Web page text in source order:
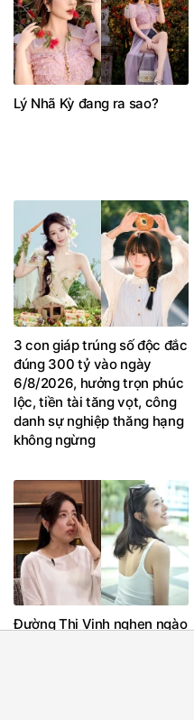
Lý Nhã Kỳ đang ra sao?
3 con giáp trúng số độc đắc
đúng 300 tỷ vào ngày
6/8/2026, hưởng trọn phúc
lộc, tiền tài tăng vọt, công
danh sự nghiệp thăng hạng
không ngừng
Đường Thi Vịnh nghẹn ngào